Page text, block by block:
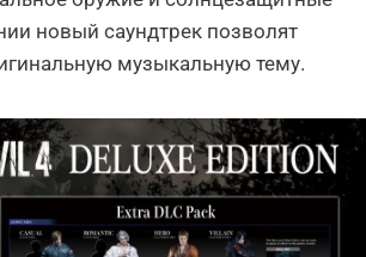
новый саундтрек позволят
музыкальную тему.